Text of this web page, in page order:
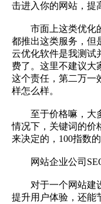
击进入你的网站，提
市面上这类优化的
都推出这类服务，但
云优化软件是我测试
费了。这里不建议大
这个责任，第二万一
样怎么样。
至于价格嘛，大多
情况下，关键词的价
来决定的，100指数
网站企业公司
对于一个网站建设
提升用户体验，还能